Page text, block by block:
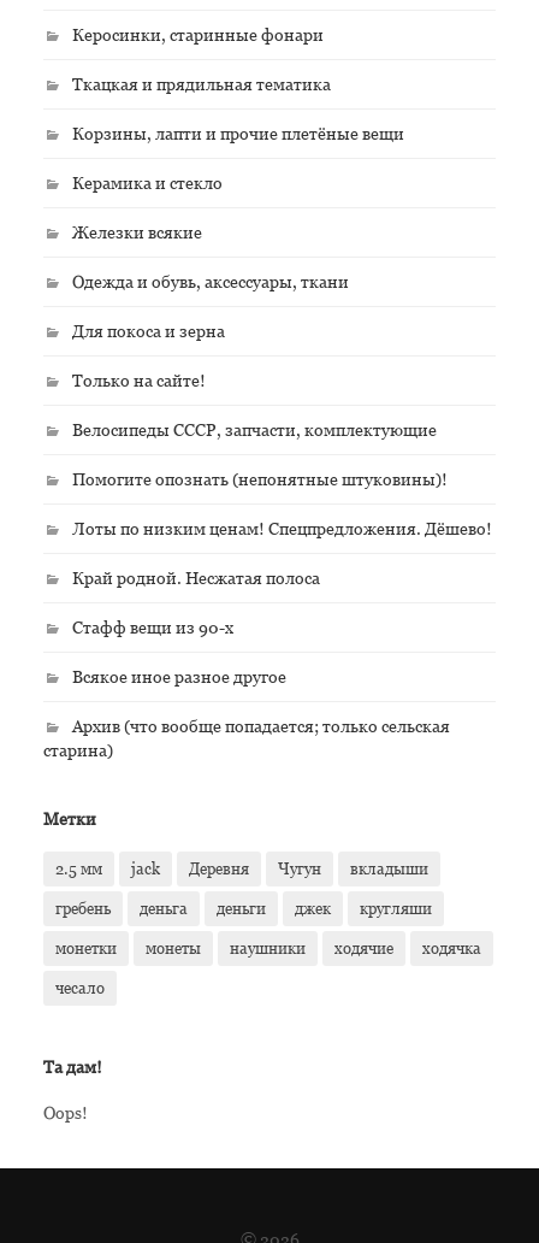
Керосинки, старинные фонари
Ткацкая и прядильная тематика
Корзины, лапти и прочие плетёные вещи
Керамика и стекло
Железки всякие
Одежда и обувь, аксессуары, ткани
Для покоса и зерна
Только на сайте!
Велосипеды СССР, запчасти, комплектующие
Помогите опознать (непонятные штуковины)!
Лоты по низким ценам! Спецпредложения. Дёшево!
Край родной. Несжатая полоса
Стафф вещи из 90-х
Всякое иное разное другое
Архив (что вообще попадается; только сельская
старина)
Метки
2.5 мм jack Деревня Чугун вкладыши
гребень деньга деньги джек кругляши
монетки монеты наушники ходячие ходячка
чесало
Та дам!
Oops!